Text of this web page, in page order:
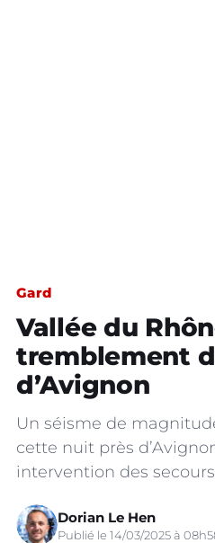
Gard
Vallée du
tremblement
d’Avignon
Un séisme de
cette nuit près
intervention des
Dorian Le Hen
Publié le 14/03/2025 à